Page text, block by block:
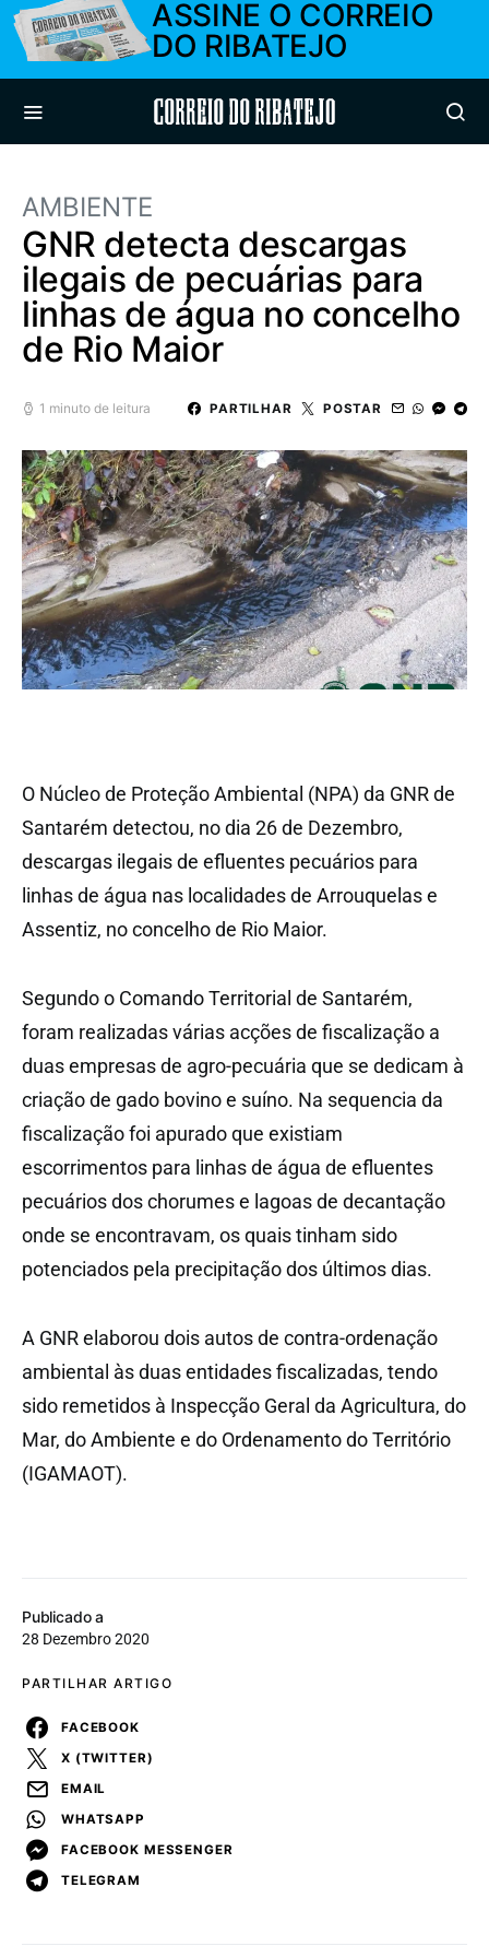
ASSINE O CORREIO
DO RIBATEJO
Correio do Ribatejo
AMBIENTE
GNR detecta descargas
ilegais de pecuárias para
linhas de água no concelho
de Rio Maior
1 minuto de leitura PARTILHAR POSTAR
Publicado a
28 Dezembro 2020
PARTILHAR ARTIGO
FACEBOOK
X (TWITTER)
EMAIL
WHATSAPP
FACEBOOK MESSENGER
TELEGRAM
O Núcleo de Proteção Ambiental (NPA) da GNR de
Santarém detectou, no dia 26 de Dezembro,
descargas ilegais de efluentes pecuários para
linhas de água nas localidades de Arrouquelas e
Assentiz, no concelho de Rio Maior.
Segundo o Comando Territorial de Santarém,
foram realizadas várias acções de fiscalização a
duas empresas de agro-pecuária que se dedicam à
criação de gado bovino e suíno. Na sequencia da
fiscalização foi apurado que existiam
escorrimentos para linhas de água de efluentes
pecuários dos chorumes e lagoas de decantação
onde se encontravam, os quais tinham sido
potenciados pela precipitação dos últimos dias.
A GNR elaborou dois autos de contra-ordenação
ambiental às duas entidades fiscalizadas, tendo
sido remetidos à Inspecção Geral da Agricultura, do
Mar, do Ambiente e do Ordenamento do Território
(IGAMAOT).